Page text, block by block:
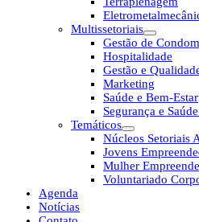
Multissetoriais
Gestão de
Hospitalidade
Gestão e
Marketing
Saúde e Bem-Estar
Segurança e
Temáticos
Núcleos Setoriais
Jovens
Mulher
Voluntariado
Agenda
Notícias